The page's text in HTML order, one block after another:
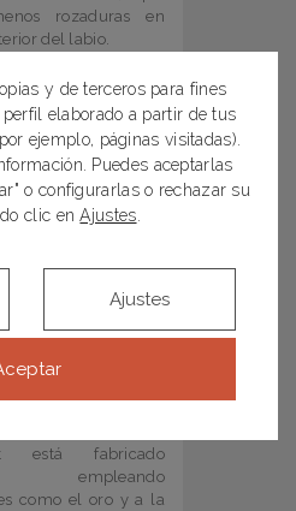
rozaduras en
del labio.
resistentes. Y es
por su dureza,
se desgasten y,
es poco
se rompan.
lingual
a simple vista
está fabricado
empleando
como el oro y a la
y de terceros para fines
elaborado a partir de tus
ejemplo, páginas visitadas).
Puedes aceptarlas
o configurarlas o rechazar su
clic enAjustes
Ajustes